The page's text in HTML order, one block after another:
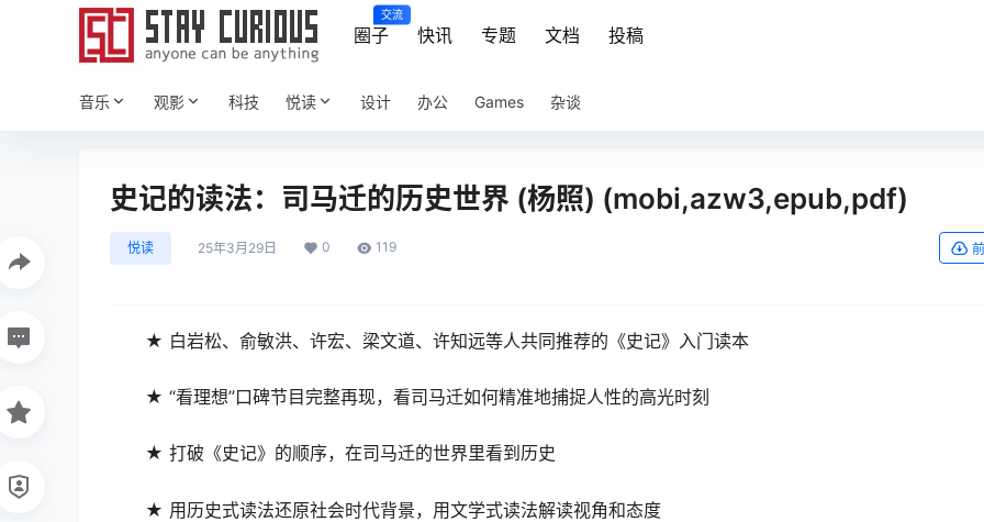
圈子
交流
快讯 专题 文档 投稿
音乐 观影 科技 悦读 设计 办公 Games 杂谈
史记的读法：司马迁的历史世界 (杨照) (mobi,azw3,epub,pdf)
悦读 25年3月29日 0 119
★ 白岩松、俞敏洪、许宏、梁文道、许知远等人共同推荐的《史记》入门读本
★ “看理想”口碑节目完整再现，看司马迁如何精准地捕捉人性的高光时刻
★ 打破《史记》的顺序，在司马迁的世界里看到历史
★ 用历史式读法还原社会时代背景，用文学式读法解读视角和态度